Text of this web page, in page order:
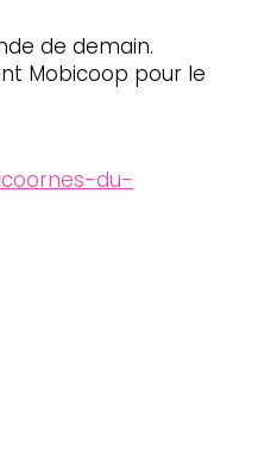
de demain.
Mobicoop pour le
du-